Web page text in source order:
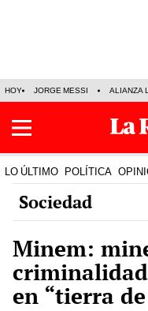
HOY JORGE MESSI ALIANZA
LO ÚLTIMO POLÍTICA
Sociedad
Minem:
en “tierra